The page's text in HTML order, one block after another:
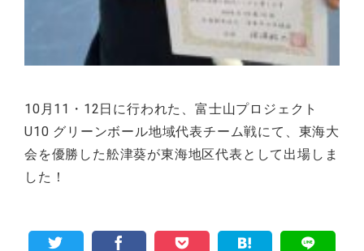
10月11・12日に行われた、富士山プロジェクト
U10 グリーンボール地域代表チーム戦にて、東海大
会を優勝した舩津葵が東海地区代表として出場しま
した！